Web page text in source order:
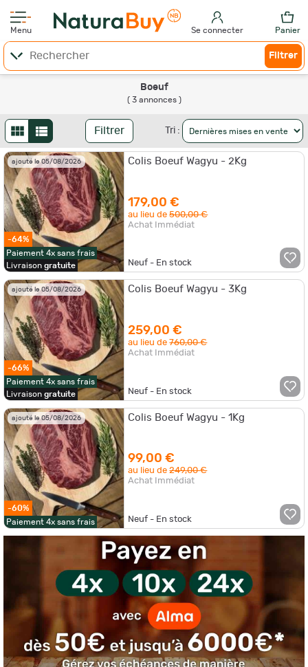
Menu Se connecter Panier
Filtrer
Boeuf
( 3 annonces )
Filtrer Tri :
ajouté le 05/08/2026
-64%
Paiement 4x sans frais
Livraison gratuite
Colis Boeuf Wagyu - 2Kg
179,00 €
au lieu de500,00 €
Achat Immédiat
Neuf - En stock
ajouté le 05/08/2026
-66%
Paiement 4x sans frais
Livraison gratuite
Colis Boeuf Wagyu - 3Kg
259,00 €
au lieu de760,00 €
Achat Immédiat
Neuf - En stock
ajouté le 05/08/2026
-60%
Paiement 4x sans frais
Colis Boeuf Wagyu - 1Kg
99,00 €
au lieu de249,00 €
Achat Immédiat
Neuf - En stock